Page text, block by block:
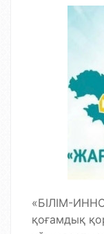
«БІЛІМ-
қоғамдық